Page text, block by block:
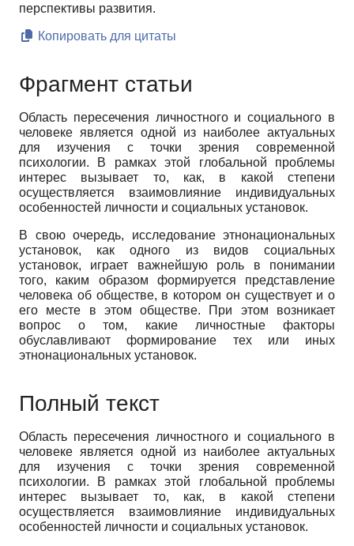
перспективы развития.
Копировать для цитаты
Фрагмент статьи
Область пересечения личностного и социального в
человеке является одной из наиболее актуальных
для изучения с точки зрения современной
психологии. В рамках этой глобальной проблемы
интерес вызывает то, как, в какой степени
осуществляется взаимовлияние индивидуальных
особен­ностей личности и социальных установок.
В свою очередь, исследование этнонациональных
установок, как одно­го из видов социальных
установок, играет важнейшую роль в понимании
того, каким образом формируется представление
человека об обществе, в котором он существует и о
его месте в этом обществе. При этом возника­ет
вопрос о том, какие личностные факторы
обуславливают формирование тех или иных
этнонациональных установок.
Полный текст
Область пересечения личностного и социального в
человеке является одной из наиболее актуальных
для изучения с точки зрения современной
психологии. В рамках этой глобальной проблемы
интерес вызывает то, как, в какой степени
осуществляется взаимовлияние индивидуальных
особен­ностей личности и социальных установок.